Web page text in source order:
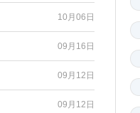
10月06日
09月16日
09月12日
09月12日